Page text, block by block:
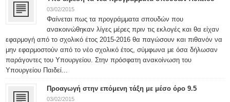
03/02/2015
Φαίνεται πως τα προγράμματα σπουδών που
ανακοινώθηκαν λίγες μέρες πριν τις εκλογές και θα είχαν
εφαρμογή από το σχολικό έτος 2015-2016 θα παγώσουν και πιθανόν να
μην εφαρμοστούν από το νέο σχολικό έτος, σύμφωνα με όσα δήλωσαν
παράγοντες του Υπουργείου. Στην πρόσφατη ανακοίνωση του
Υπουργείου Παιδεί...
Προαγωγή στην επόμενη τάξη με μέσο όρο 9.5
03/02/2015